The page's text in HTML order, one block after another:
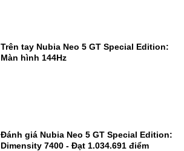
Trên tay Nubia Neo 5 GT Special Edition:
Màn hình 144Hz
Đánh giá Nubia Neo 5 GT Special Edition:
Dimensity 7400 - Đạt 1.034.691 điểm